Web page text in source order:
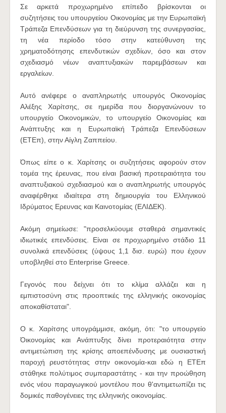
Σε αρκετά προχωρημένο επίπεδο βρίσκονται οι
συζητήσεις του υπουργείου Οικονομίας με την Ευρωπαϊκή
Τράπεζα Επενδύσεων για τη διεύρυνση της συνεργασίας,
τη νέα περίοδο τόσο στην κατεύθυνση της
χρηματοδότησης επενδυτικών σχεδίων, όσο και στον
σχεδιασμό νέων αναπτυξιακών παρεμβάσεων και
εργαλείων.
Αυτό ανέφερε ο αναπληρωτής υπουργός Οικονομίας
Αλέξης Χαρίτσης, σε ημερίδα που διοργανώνουν το
υπουργείο Οικονομικών, το υπουργείο Οικονομίας και
Ανάπτυξης και η Ευρωπαϊκή Τράπεζα Επενδύσεων
(ΕΤΕπ), στην Αίγλη Ζαππείου.
Όπως είπε ο κ. Χαρίτσης οι συζητήσεις αφορούν στον
τομέα της έρευνας, που είναι βασική προτεραιότητα του
αναπτυξιακού σχεδιασμού και ο αναπληρωτής υπουργός
αναφέρθηκε ιδιαίτερα στη δημιουργία του Ελληνικού
Ιδρύματος Ερευνας και Καινοτομίας (ΕΛΙΔΕΚ).
Ακόμη σημείωσε: "προσελκύουμε σταθερά σημαντικές
ιδιωτικές επενδύσεις. Είναι σε προχωρημένο στάδιο 11
συνολικά επενδύσεις (ύψους 1,1 δισ. ευρώ) που έχουν
υποβληθεί στο Enterprise Greece.
Γεγονός που δείχνει ότι το κλίμα αλλάζει και η
εμπιστοσύνη στις προοπτικές της ελληνικής οικονομίας
αποκαθίσταται".
Ο κ. Χαρίτσης υπογράμμισε, ακόμη, ότι: "το υπουργείο
Όικονομίας και Ανάπτυξης δίνει προτεραιότητα στην
αντιμετώπιση της κρίσης αποεπένδυσης με ουσιαστική
παροχή ρευστότητας στην οικονομία-και εδώ η ΕΤΕπ
στάθηκε πολύτιμος συμπαραστάτης - και την προώθηση
ενός νέου παραγωγικού μοντέλου που θ'αντιμετωπίζει τις
δομικές παθογένειες της ελληνικής οικονομίας.